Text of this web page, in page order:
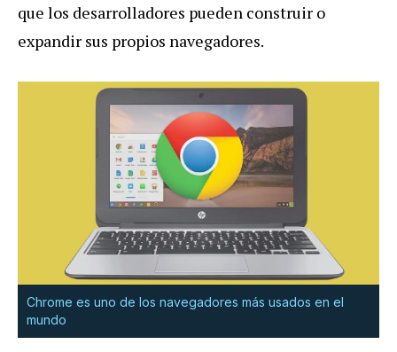
que los desarrolladores pueden construir o
expandir sus propios navegadores.
Chrome es uno de los navegadores más usados en el
mundo